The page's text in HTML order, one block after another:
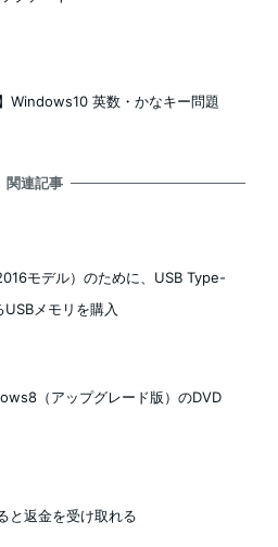
Windows10 英数・かなキー問題
関連記事
モデル）のために、USB Type-
メモリを購入
（アップグレード版）のDVD
と返金を受け取れる